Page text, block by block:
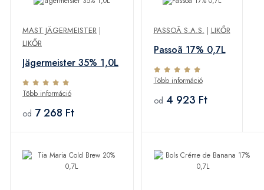
MAST JÄGERMEISTER |
LIKŐR
Jägermeister 35% 1,0L
Több információ
od 7 268 Ft
PASSOÃ S.A.S. | LIKŐR
Passoã 17% 0,7L
Több információ
od 4 923 Ft